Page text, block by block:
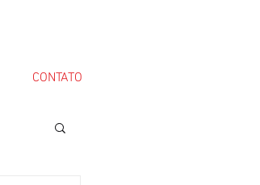
CONTATO